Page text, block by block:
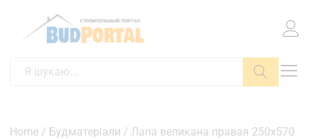
Home / Будматеріали / Лапа великана правая 250х570